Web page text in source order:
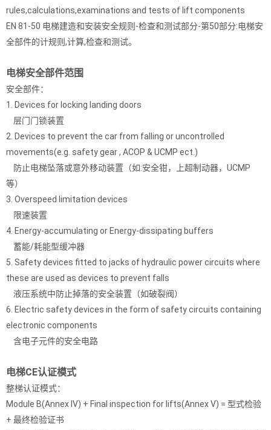
rules,calculations,examinations and tests of lift components
EN 81-50 电梯建造和安装安全规则-检查和测试部分-第50部分:电梯安
全部件的计规则,计算,检查和测试。
电梯安全部件范围
安全部件：
1. Devices for locking landing doors
层门门锁装置
2. Devices to prevent the car from falling or uncontrolled
movements(e.g. safety gear , ACOP & UCMP ect.)
防止电梯坠落或意外移动装置（如:安全钳，上超制动器，UCMP
等）
3. Overspeed limitation devices
限速装置
4. Energy-accumulating or Energy-dissipating buffers
蓄能/耗能型缓冲器
5. Safety devices fitted to jacks of hydraulic power circuits where
these are used as devices to prevent falls
液压系统中防止掉落的安全装置（如破裂阀）
6. Electric safety devices in the form of safety circuits containing
electronic components
含电子元件的安全电路
电梯CE认证模式
整梯认证模式：
Module B(Annex IV) + Final inspection for lifts(Annex V) = 型式检验
+ 最终检验证书